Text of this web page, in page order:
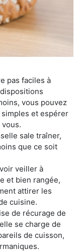
pas faciles à
vous pouvez
et espérer
sale traîner,
que ce soit
veiller à
et bien rangée,
attirer les
cuisine.
de récurage de
se charge de
de cuisson,